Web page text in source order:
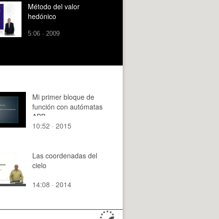
Método del valor
hedónico
5:06 · 2009
Mi primer bloque de
función con autómatas
ABB
10:52 · 2015
Las coordenadas del
cielo
14:08 · 2014